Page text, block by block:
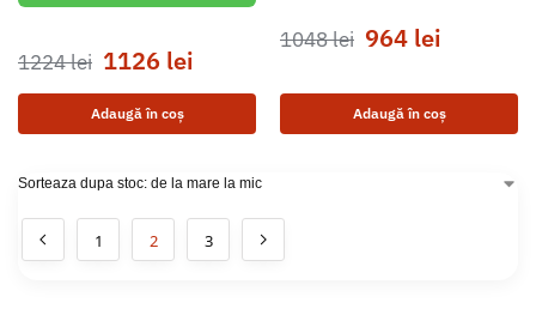
1224lei 1126 lei
Adaugă în coș
1048lei 964 lei
Adaugă în coș
1 2 3